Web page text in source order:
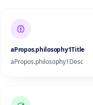
aPropos.philosophy1Title
aPropos.philosophy1Desc